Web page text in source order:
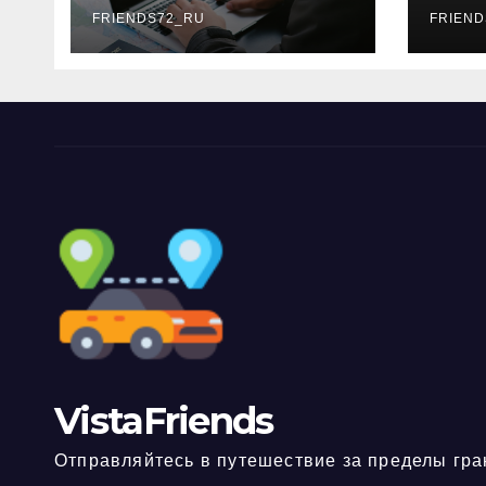
FRIENDS72_RU
VistaFriends
Отправляйтесь в путешествие за пределы